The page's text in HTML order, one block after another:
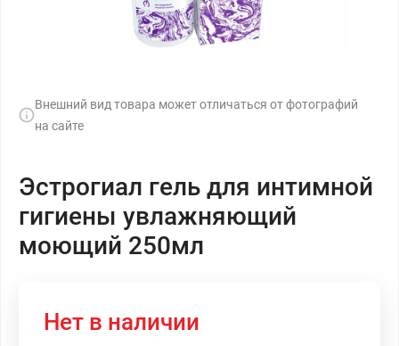
Внешний вид товара может отличаться от фотографий
на сайте
Эстрогиал гель для интимной
гигиены увлажняющий
моющий 250мл
Нет в наличии